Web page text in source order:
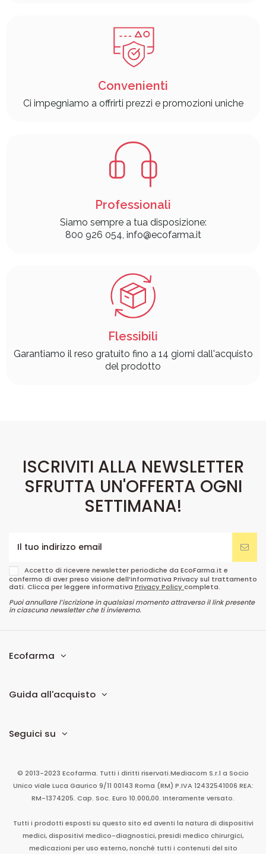
Convenienti
Ci impegniamo a offrirti prezzi e promozioni uniche
Professionali
Siamo sempre a tua disposizione:
800 926 054, info@ecofarma.it
Flessibili
Garantiamo il reso gratuito fino a 14 giorni dall'acquisto
del prodotto
ISCRIVITI ALLA NEWSLETTER
SFRUTTA UN'OFFERTA OGNI
SETTIMANA!
Accetto di ricevere newsletter periodiche da EcoFarma.it e
confermo di aver preso visione dell’informativa Privacy sul trattamento
dati. Clicca per leggere informativa Privacy Policycompleta.
Puoi annullare l’iscrizione in qualsiasi momento attraverso il link presente
in ciascuna newsletter che ti invieremo.
Ecofarma
Guida all'acquisto
Seguici su
© 2013-2023 Ecofarma. Tutti i diritti riservati.Mediacom S.r.l a Socio
Unico viale Luca Gaurico 9/11 00143 Roma (RM) P.IVA 12432541006 REA:
RM-1374205. Cap. Soc. Euro 10.000,00. Interamente versato.
Tutti i prodotti esposti su questo sito ed aventi la natura di dispositivi
medici, dispositivi medico-diagnostici, presidi medico chirurgici,
medicazioni per uso esterno, nonché tutti i contenuti del sito